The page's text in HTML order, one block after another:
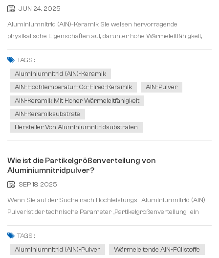
JUN 24, 2025
Aluminiumnitrid (AlN)-Keramik Sie weisen hervorragende
physikalische Eigenschaften auf, darunter hohe Wärmeleitfähigkeit,
niedrige Dielektrizitätskonstante, hohe Festigkeit, hohe Härte,
Ungiftigkeit und einen Wärmeausdehnungskoeffizienten ähnlich dem
von Silizium. Dar&u...
TAGS :
Aluminiumnitrid (AlN)-Keramik
AlN-Hochtemperatur-Co-Fired-Keramik
AlN-Pulver
AlN-Keramik Mit Hoher Wärmeleitfähigkeit
AlN-Keramiksubstrate
Hersteller Von Aluminiumnitridsubstraten
Wie ist die Partikelgrößenverteilung von
Aluminiumnitridpulver?
SEP 18, 2025
Wenn Sie auf der Suche nach Hochleistungs- Aluminiumnitrid (AlN)-
Pulverist der technische Parameter „Partikelgrößenverteilung“ ein
absolut essentieller Faktor, den Sie nicht übersehen dürfen. Es handelt
sich nicht nur um eine Reihe komplexer Zahlen auf einem Datenbla...
TAGS :
Aluminiumnitrid (AlN)-Pulver
Wärmeleitende AlN-Füllstoffe